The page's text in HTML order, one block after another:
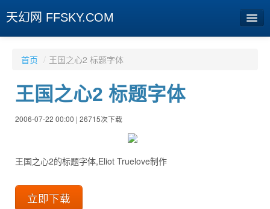
天幻网 FFSKY.COM
周边
社区
首页 / 王国之心2 标题字体
王国之心2 标题字体
2006-07-22 00:00 | 26715次下载
王国之心2的标题字体,Eliot Truelove制作